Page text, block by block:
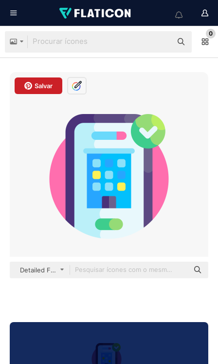
0
Salvar
Detailed Flat Circular Flat